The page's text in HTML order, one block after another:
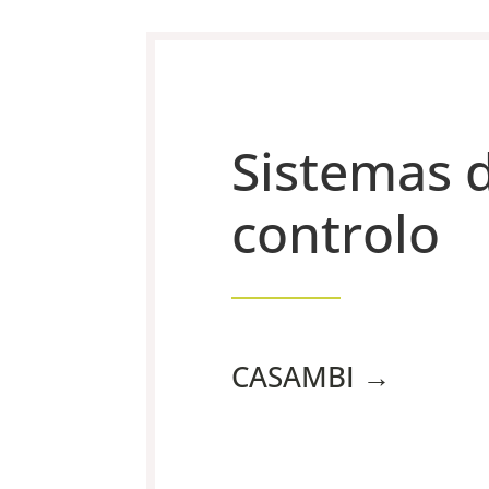
Sistemas
controlo
CASAMBI →